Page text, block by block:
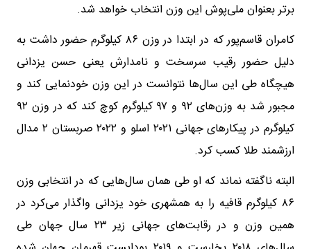
برتر بعنوان ملی‌پوش این وزن انتخاب خواهد شد.
کامران قاسم‌پور که در ابتدا در وزن ۸۶ کیلوگرم حضور داشت به
دلیل حضور رقیب سرسخت و نامدارش یعنی حسن یزدانی
هیچگاه طی این سال‌ها نتوانست در این وزن خودنمایی کند و
مجبور شد به وزن‌های ۹۲ و ۹۷ کیلوگرم کوچ کند که در وزن ۹۲
کیلوگرم در پیکارهای جهانی ۲۰۲۱ اسلو و ۲۰۲۲ صربستان ۲ مدال
ارزشمند طلا کسب کرد.
البته ناگفته نماند که او طی همان سال‌هایی که در انتخابی وزن
۸۶ کیلوگرم قافیه را به همشهری خود یزدانی واگذار می‌کرد در
همین وزن و در رقابت‌های جهانی زیر ۲۳ سال جهان طی